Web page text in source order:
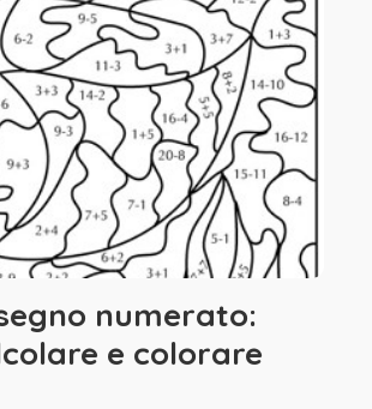
da
numerato:
e colorare